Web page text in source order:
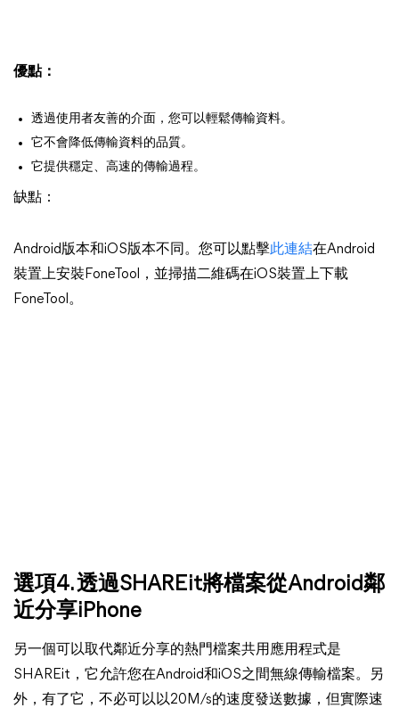
優點：
透過使用者友善的介面，您可以輕鬆傳輸資料。
它不會降低傳輸資料的品質。
它提供穩定、高速的傳輸過程。
缺點：
Android版本和iOS版本不同。您可以點擊此連結在Android
裝置上安裝FoneTool，並掃描二維碼在iOS裝置上下載
FoneTool。
選項4. 透過SHAREit將檔案從Android鄰
近分享iPhone
另一個可以取代鄰近分享的熱門檔案共用應用程式是
SHAREit，它允許您在Android和iOS之間無線傳輸檔案。另
外，有了它，不必可以以20M/s的速度發送數據，但實際速